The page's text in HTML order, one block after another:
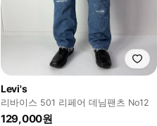
Levi's
리바이스 501 리페어 데님팬츠 No12
129,000원